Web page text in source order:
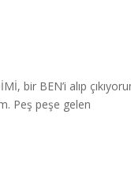
bir BEN’i alıp
Peş peşe gelen